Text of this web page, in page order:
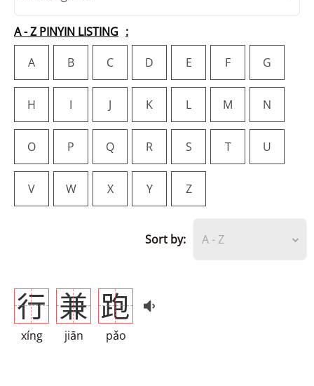
A - Z PINYIN LISTING
A
B C D E F G
H I J K L M N
O P Q R S T U
V W X Y Z
Sort by: A - Z
行
xíng
兼
jiān
跑
pǎo